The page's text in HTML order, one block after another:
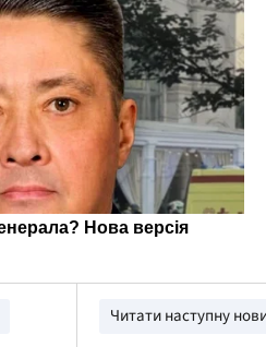
Читати наступну